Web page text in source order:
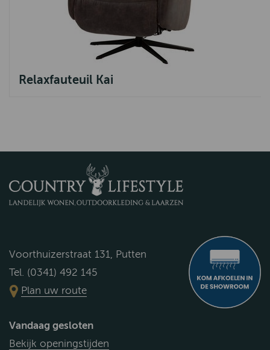
Relaxfauteuil Kai
Voorthuizerstraat 131, Putten
Tel. (0341) 492 145
Plan uw route
Vandaag gesloten
Bekijk openingstijden